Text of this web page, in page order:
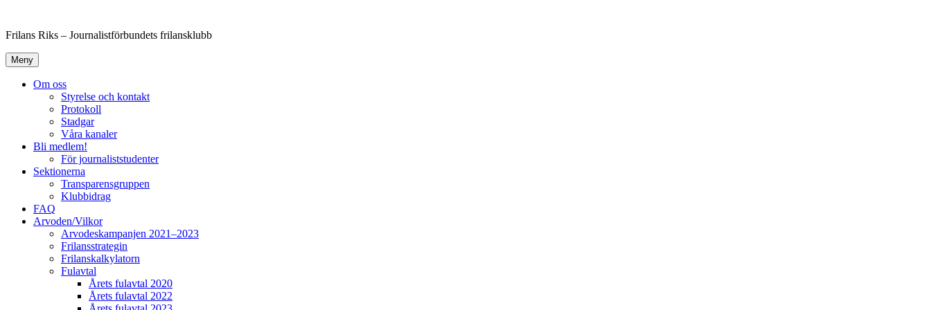
innehåll
Frilans Riks – Journalistförbundets frilansklubb
Meny
Om oss
Styrelse och kontakt
Protokoll
Stadgar
Våra kanaler
Bli medlem!
För journaliststudenter
Sektionerna
Transparensgruppen
Klubbidrag
FAQ
Arvoden/Vilkor
Arvodeskampanjen 2021–2023
Frilansstrategin
Frilanskalkylatorn
Fulavtal
Årets fulavtal 2020
Årets fulavtal 2022